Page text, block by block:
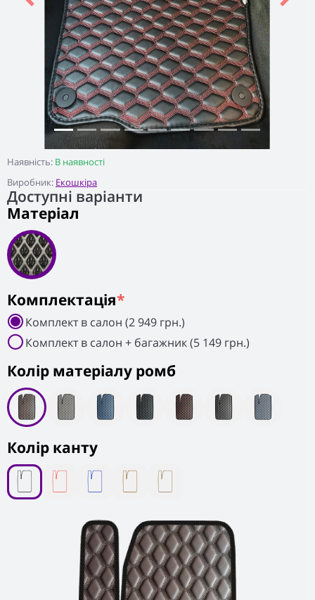
Наявність: В наявності
Виробник: Екошкіра
Previous Next
Доступні варіанти
Матеріал
Колiр матеріалу ромб
Колір канту
Комплектація*
Комплект в салон (2 949 грн.)
Комплект в салон + багажник (5 149 грн.)